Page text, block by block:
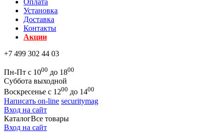
Оплата
Установка
Доставка
Контакты
Акции
+7 499 302 44 03
Пн-Пт с 1000 до 1800
Суббота выходной
Воскресенье с 1200 до 1400
Написать on-line securitymag
Вход на сайт
КаталогВсе товары
Вход на сайт